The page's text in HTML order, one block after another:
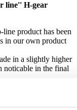
line'' H-gear
product has been
in our own product
in a slightly higher
noticable in the final
are ''bad quality''
who don't need